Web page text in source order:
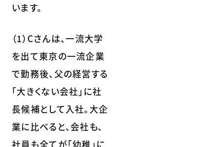
います。
（1）Cさんは、一流大学
を出て東京の一流企業
で勤務後、父の経営する
｢大きくない会社」に社
長候補として入社。大企
業に比べると、会社も、
社員も全てが｢幼稚｣に